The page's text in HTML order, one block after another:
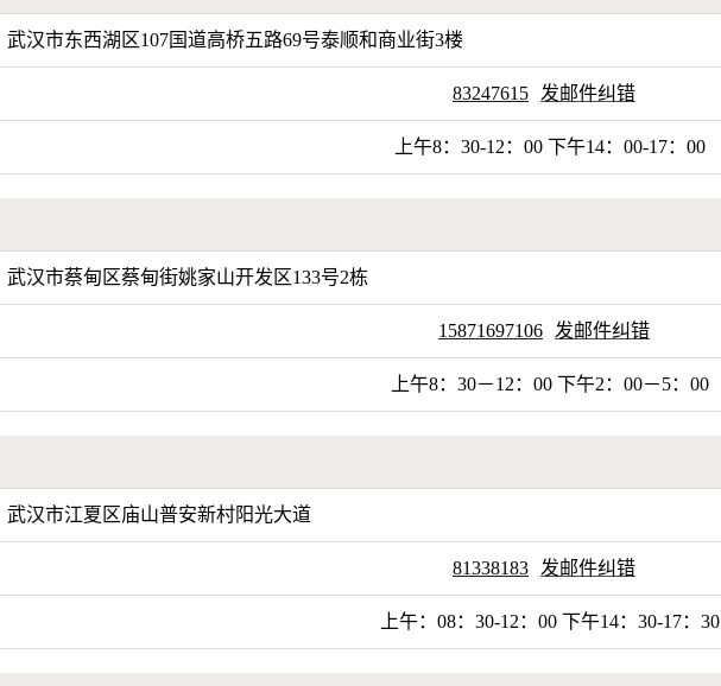
武汉市东西湖区107国道高桥五路69号泰顺和商业街3楼
83247615 发邮件纠错
上午8：30-12：00 下午14：00-17：00
武汉市蔡甸区蔡甸街姚家山开发区133号2栋
15871697106 发邮件纠错
上午8：30－12：00 下午2：00－5：00
武汉市江夏区庙山普安新村阳光大道
81338183 发邮件纠错
上午：08：30-12：00 下午14：30-17：30